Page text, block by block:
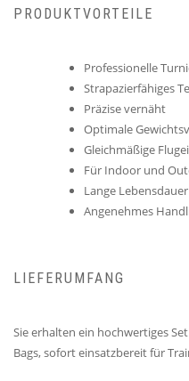
PRODUKTVORTEILE
Professionelle
Strapazierfähiges
Präzise vernäht
Optimale
Gleichmäßige
Für Indoor und
Lange Lebensdauer
Angenehmes
LIEFERUMFANG
Sie erhalten ein hochwertiges
Bags, sofort einsatzbereit für